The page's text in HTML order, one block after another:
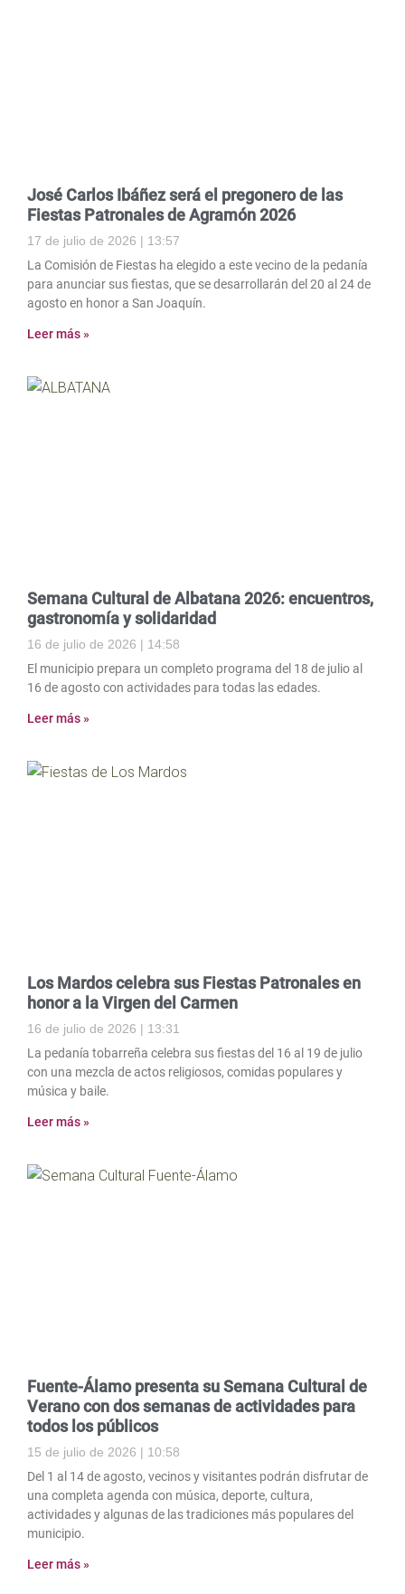
José Carlos Ibáñez será el pregonero de las
Fiestas Patronales de Agramón 2026
17 de julio de 2026
13:57
La Comisión de Fiestas ha elegido a este vecino de la pedanía
para anunciar sus fiestas, que se desarrollarán del 20 al 24 de
agosto en honor a San Joaquín.
Leer más »
Semana Cultural de Albatana 2026: encuentros,
gastronomía y solidaridad
16 de julio de 2026
14:58
El municipio prepara un completo programa del 18 de julio al
16 de agosto con actividades para todas las edades.
Leer más »
Los Mardos celebra sus Fiestas Patronales en
honor a la Virgen del Carmen
16 de julio de 2026
13:31
La pedanía tobarreña celebra sus fiestas del 16 al 19 de julio
con una mezcla de actos religiosos, comidas populares y
música y baile.
Leer más »
Fuente-Álamo presenta su Semana Cultural de
Verano con dos semanas de actividades para
todos los públicos
15 de julio de 2026
10:58
Del 1 al 14 de agosto, vecinos y visitantes podrán disfrutar de
una completa agenda con música, deporte, cultura,
actividades y algunas de las tradiciones más populares del
municipio.
Leer más »